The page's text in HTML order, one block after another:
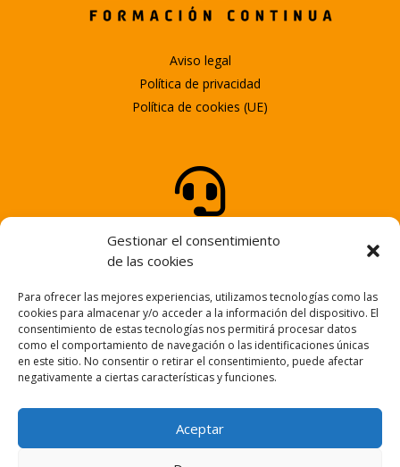
Gestionar el consentimiento
de las cookies
Para ofrecer las mejores experiencias, utilizamos tecnologías como las
cookies para almacenar y/o acceder a la información del dispositivo. El
consentimiento de estas tecnologías nos permitirá procesar datos
como el comportamiento de navegación o las identificaciones únicas
en este sitio. No consentir o retirar el consentimiento, puede afectar
negativamente a ciertas características y funciones.
Aceptar
Aviso legal
Política de privacidad
Política de cookies (UE)

ATENCIÓN AL CLIENTE
Tel.947 25 58 25

NUESTRO EMAIL